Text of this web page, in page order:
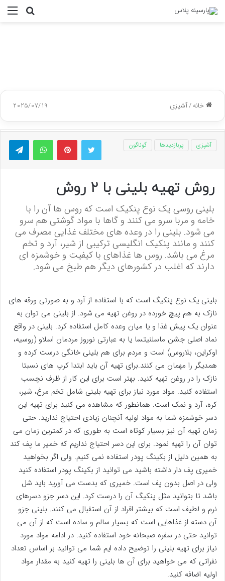
جستجو
خانه/آشپزی 2025/07/19
توییتر پینتریستواتس آپ
آشپزی پربازدیدها گوناگون
روش تهیه بلینی با 2 روش
بلینی روسی یک نوع پنکیک است که روس ها آن را با
خامه و مربا سرو می کنند و گاها با مواد گوشتی هم سرو
می شود. بلینی را در وعده های مختلف غذایی مصرف می
کنند و مانند پنکیک انگلیسی ترکیبی از شیر، آرد و تخم
مرغ می باشد. روس ها غذاهای با کیفیت و خوشمزه ای
دارند که اغلب در کشورهای دیگر هم طبخ می شود.
بلینی یک نوع پنکیگ است که با استفاده از آرد و به صورتی ورقه های
نازک به هم پیچ خورده در روغن تهیه می شود. از بلینی می توان به
عنوان یک پیش غذا و یا میان وعده کامل استفاده کرد. بلینی در واقع
نماد اصلی جشن ماسلنیتسا یا به عبارتی نوروز مردمان اسلاو (روسیه،
اوکراین، بلاروس) است و مردم برای هم بلینی خانگی درست کرده و
همدیگر را مهمان می کنند.برای تهیه آن باید ابتدا کرپ های نسبتا
نازک را در روغن تهیه کنید. بهتر است برای این کار از ظرف نچسب
استفاده کنید. مواد مورد نیاز برای تهیه بلینی شامل تخم مرغ، شیر،
کره، آرد و نمک است. همانطور که مشاهده می کنید برای تهیه این
دسر خوشمزه شما به مواد اولیه آنچنان زیادی احتیاج ندارید. حتی
زمان تهیه آن نیز بسیار کوتاه است به طوری که در کمترین زمان می
توان آن را تهیه نمود. برای این دسر احتیاج نداریم که خمیر ما پف کند
به همین دلیل از بکینگ پودر استفاده نمی کنیم. ولی اگر بخواهید
خمیری پف دار داشته باشید می توانید از بکینگ پودر استفاده کنید
ولی در اصل بدون پف است. خمیری که بدست می آورید باید شل
باشد تا بتوانید مثل پنکیگ آن را درست کرد. این دسر جزو دسرهای
نرم و لطیف است که بیشتر افراد از آن استقبال می کنند. بلینی جزو
آن دسته از غذاهایی است که بسیار سالم و ساده است که از آن می
توانید حتی در سفره صبحانه خود استفاده کنید. در ادامه مواد مورد
نیاز برای تهیه بلینی را توضیح داده ایم شما می توانید بر اساس تعداد
نفراتی که می خواهید برای آن ها بلینی را تهیه کنید به مقدار مواد
اولیه اضافه کنید.